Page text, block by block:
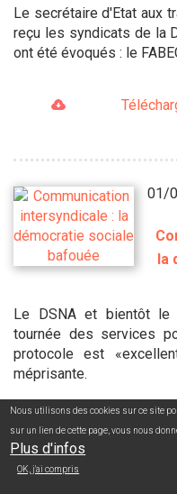
Le secrétaire d'Etat aux
reçu les syndicats de la
ont été évoqués : le
01/
la
Le DSNA et bientôt le
tournée des services
protocole est
méprisante.
Nous utilisons des cookies sur ce site
sur un lien de cette page, vous nous
Plus d'infos
OK, j'ai compris